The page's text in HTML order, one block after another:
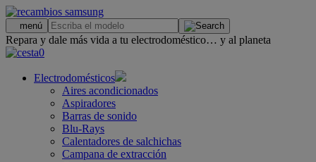
menú
Repara y dale más vida a tu electrodoméstico… y al planeta
0
Electrodomésticos
Aires acondicionados
Aspiradores
Barras de sonido
Blu-Rays
Calentadores de salchichas
Campana de extracción